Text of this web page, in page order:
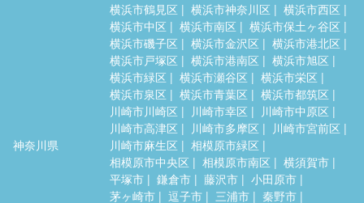
神奈川県
横浜市鶴見区 横浜市神奈川区
横浜市西区
横浜市中区
横浜市南区
横浜市保土ヶ谷区
横浜市磯子区
横浜市金沢区
横浜市港北区
横浜市戸塚区
横浜市港南区
横浜市旭区
横浜市緑区
横浜市瀬谷区
横浜市栄区
横浜市泉区
横浜市青葉区
横浜市都筑区
川崎市川崎区
川崎市幸区
川崎市中原区
川崎市高津区
川崎市多摩区
川崎市宮前区
川崎市麻生区
相模原市緑区
相模原市中央区
相模原市南区
横須賀市
平塚市
鎌倉市 藤沢市
小田原市
茅ヶ崎市
逗子市 三浦市
秦野市